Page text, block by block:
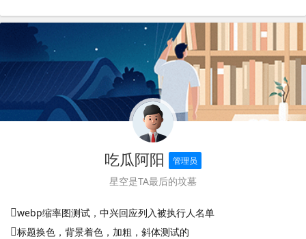
吃瓜阿阳 管理员
星空是TA最后的坟墓
webp缩率图测试，中兴回应列入被执行人名单
标题换色，背景着色，加粗，斜体测试的